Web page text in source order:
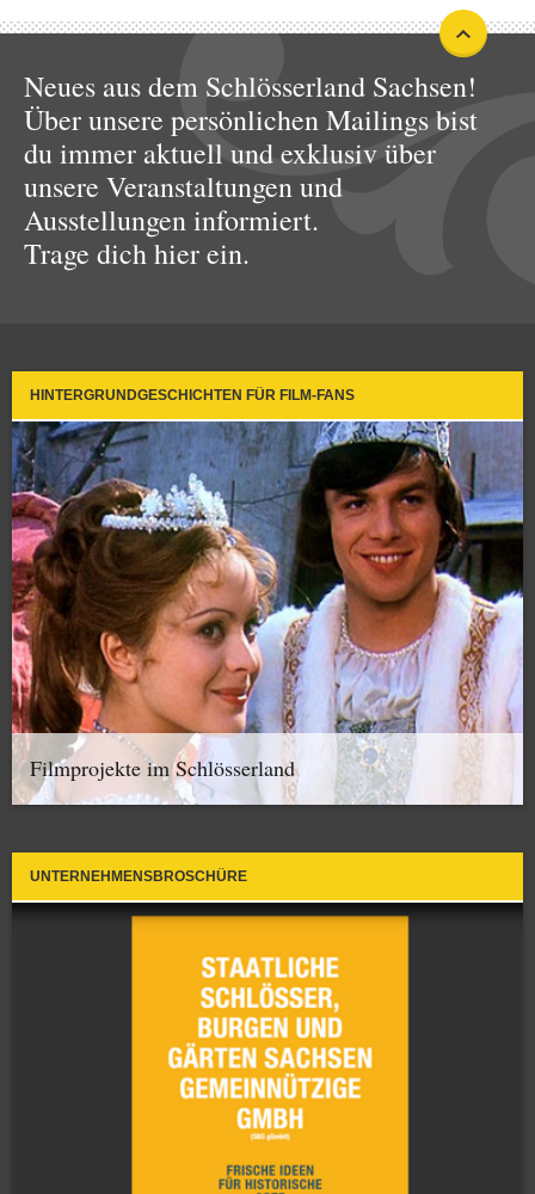
Neues aus dem Schlösserland Sachsen!
Über unsere persönlichen Mailings bist
du immer aktuell und exklusiv über
unsere Veranstaltungen und
Ausstellungen informiert.
Trage dich hier ein.
HINTERGRUNDGESCHICHTEN FÜR FILM-FANS
Filmprojekte im Schlösserland
UNTERNEHMENSBROSCHÜRE